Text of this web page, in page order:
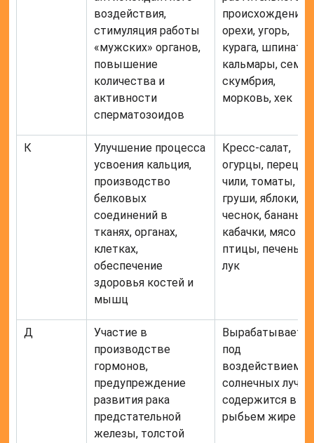
воздействия,
стимуляция работы
«мужских» органов,
повышение
количества и
активности
сперматозоидов
происхождения,
орехи, угорь,
курага, шпинат,
кальмары, семга,
скумбрия,
морковь, хек
К
Улучшение процесса
усвоения кальция,
производство
белковых
соединений в
тканях, органах,
клетках,
обеспечение
здоровья костей и
мышц
Кресс-салат,
огурцы, перец
чили, томаты,
груши, яблоки,
чеснок, бананы,
кабачки, мясо
птицы, печень,
лук
Д
Участие в
производстве
гормонов,
предупреждение
развития рака
предстательной
железы, толстой
Вырабатывается
под
воздействием
солнечных лучей,
содержится в
рыбьем жире